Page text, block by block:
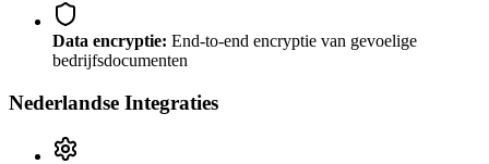
Data encryptie: End-to-end encryptie van gevoelige
bedrijfsdocumenten
Nederlandse Integraties